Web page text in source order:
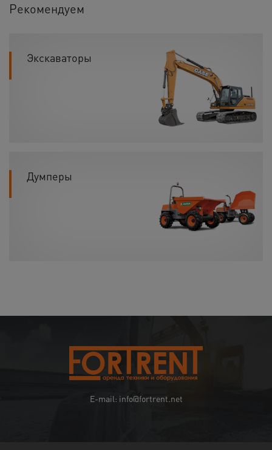
Рекомендуем
Экскаваторы
Думперы
E-mail: info@fortrent.net